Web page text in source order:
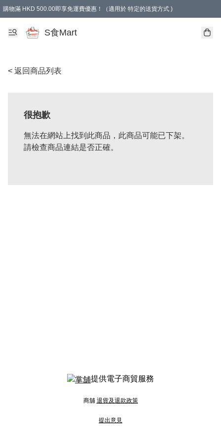
購物滿 HKD 500.00即享免運費優惠！（適用於 特定的送貨方式 )
S食Mart
< 返回商品列表
很抱歉
無法在網站上找到此商品，此商品可能已下架。
請檢查商品連結是否正確。
提供電子商貿服務
商舖 退貨及退款政策
提出意見